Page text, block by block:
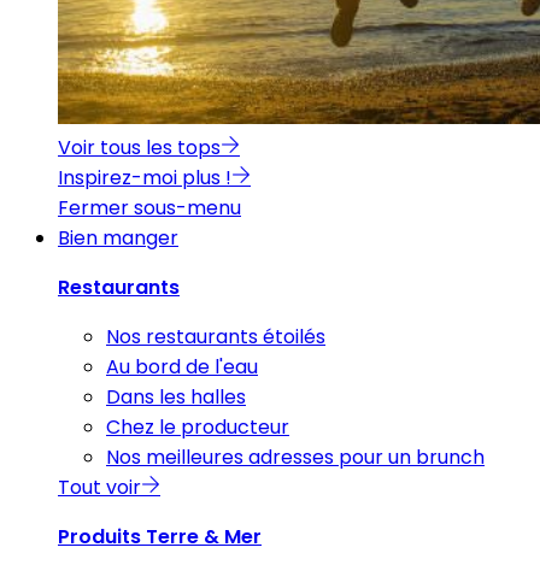
Voir tous les tops
Inspirez-moi plus !
Fermer sous-menu
Bien manger
Restaurants
Nos restaurants étoilés
Au bord de l'eau
Dans les halles
Chez le producteur
Nos meilleures adresses pour un brunch
Tout voir
Produits Terre & Mer